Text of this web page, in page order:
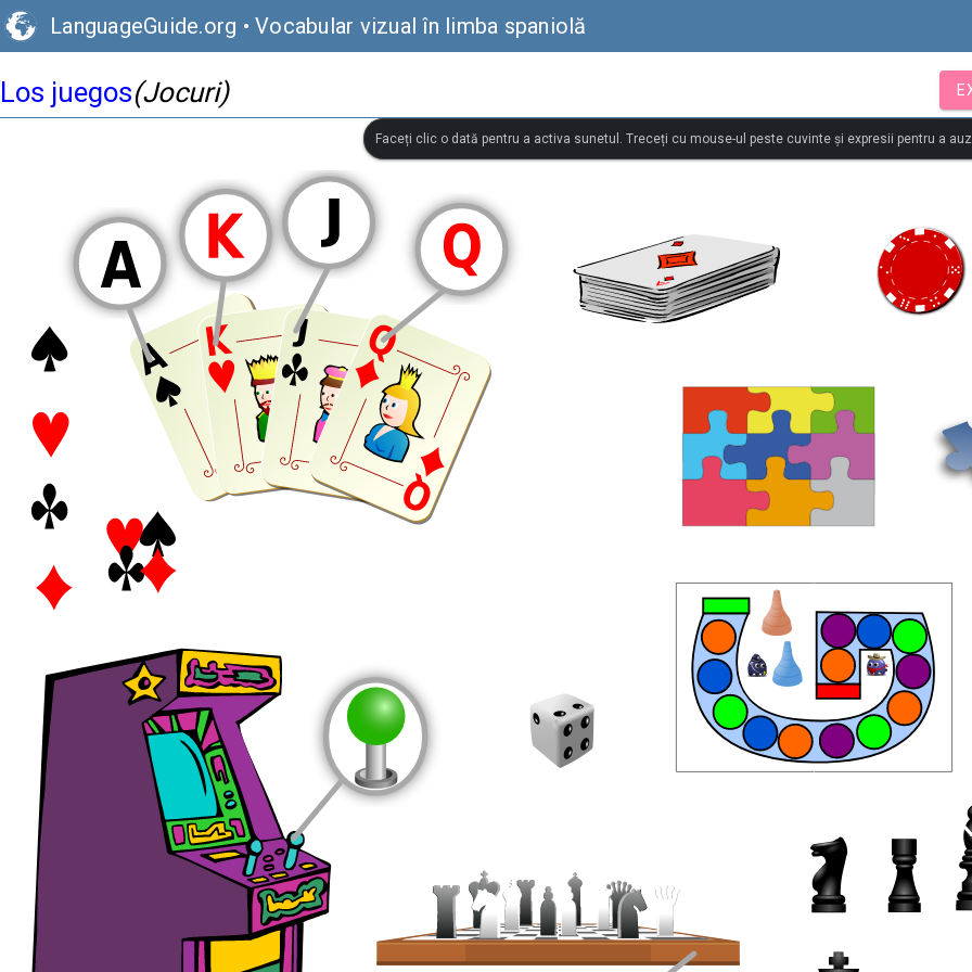
LanguageGuide.org • Vocabular vizual în limba spaniolă
Los juegos(Jocuri)
Faceți clic o dată pentru a activa sunetul. Treceți cu mouse-ul peste cuvinte și expresii pentru a